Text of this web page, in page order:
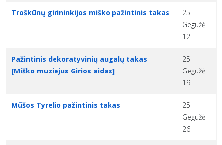
Troškūnų girininkijos miško pažintinis takas
25
Gegužė
12
Pažintinis dekoratyvinių augalų takas
[Miško muziejus Girios aidas]
25
Gegužė
19
Mūšos Tyrelio pažintinis takas
25
Gegužė
26